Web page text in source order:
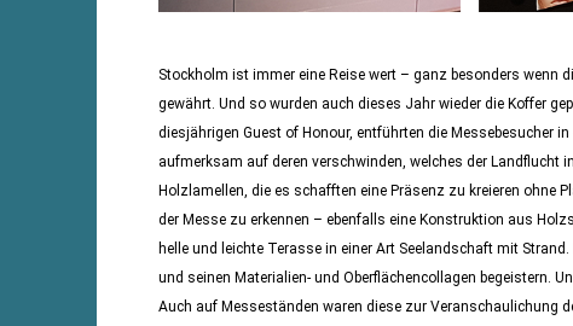
Stockholm ist immer eine Reise wert – ganz besonders wenn
gewährt. Und so wurden auch dieses Jahr wieder die Koffer
diesjährigen Guest of Honour, entführten die Messebesucher
aufmerksam auf deren verschwinden, welches der Landflucht
Holzlamellen, die es schafften eine Präsenz zu kreieren ohne
der Messe zu erkennen – ebenfalls eine Konstruktion aus
helle und leichte Terasse in einer Art Seelandschaft mit
und seinen Materialien- und Oberflächencollagen begeistern.
Auch auf Messeständen waren diese zur Veranschaulichung